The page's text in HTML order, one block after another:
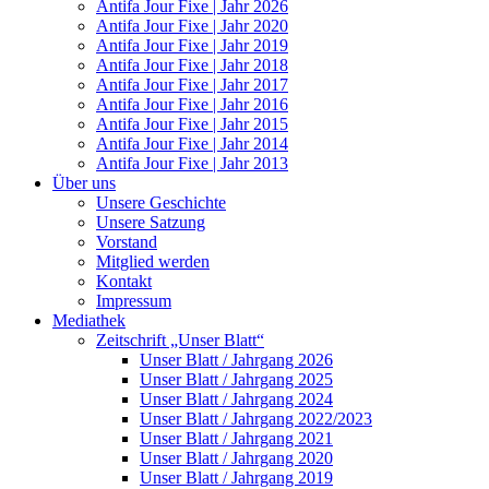
Antifa Jour Fixe | Jahr 2026
Antifa Jour Fixe | Jahr 2020
Antifa Jour Fixe | Jahr 2019
Antifa Jour Fixe | Jahr 2018
Antifa Jour Fixe | Jahr 2017
Antifa Jour Fixe | Jahr 2016
Antifa Jour Fixe | Jahr 2015
Antifa Jour Fixe | Jahr 2014
Antifa Jour Fixe | Jahr 2013
Über uns
Unsere Geschichte
Unsere Satzung
Vorstand
Mitglied werden
Kontakt
Impressum
Mediathek
Zeitschrift „Unser Blatt“
Unser Blatt / Jahrgang 2026
Unser Blatt / Jahrgang 2025
Unser Blatt / Jahrgang 2024
Unser Blatt / Jahrgang 2022/2023
Unser Blatt / Jahrgang 2021
Unser Blatt / Jahrgang 2020
Unser Blatt / Jahrgang 2019